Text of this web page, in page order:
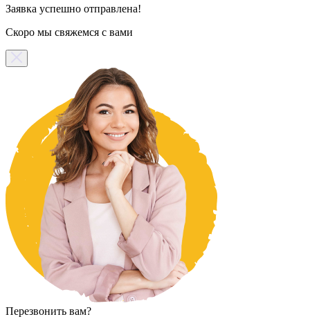
Заявка успешно отправлена!
Скоро мы свяжемся с вами
Перезвонить вам?